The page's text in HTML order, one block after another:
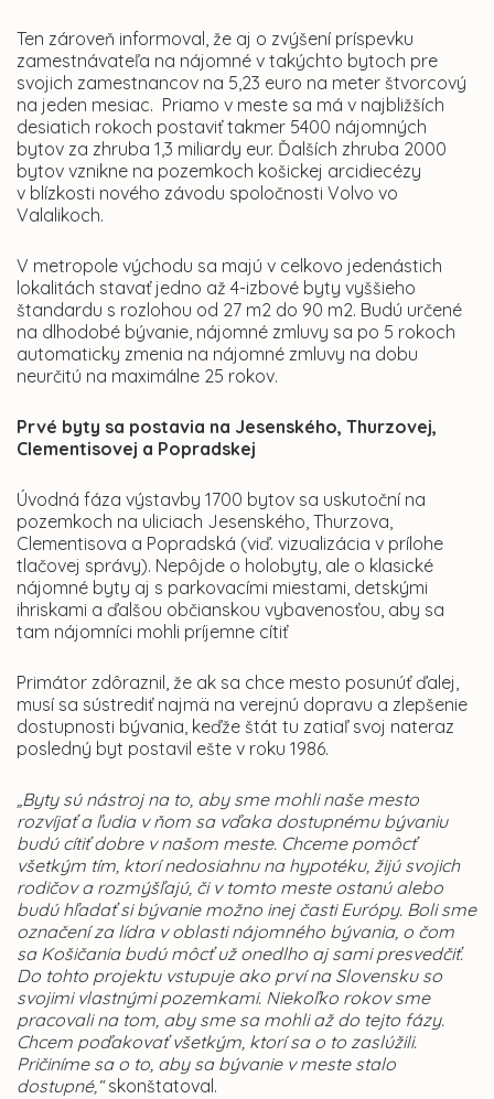
Ten zároveň informoval, že aj o zvýšení príspevku
zamestnávateľa na nájomné v takýchto bytoch pre
svojich zamestnancov na 5,23 euro na meter štvorcový
na jeden mesiac. Priamo v meste sa má v najbližších
desiatich rokoch postaviť takmer 5400 nájomných
bytov za zhruba 1,3 miliardy eur. Ďalších zhruba 2000
bytov vznikne na pozemkoch košickej arcidiecézy
v blízkosti nového závodu spoločnosti Volvo vo
Valalikoch.
V metropole východu sa majú v celkovo jedenástich
lokalitách stavať jedno až 4-izbové byty vyššieho
štandardu s rozlohou od 27 m2 do 90 m2. Budú určené
na dlhodobé bývanie, nájomné zmluvy sa po 5 rokoch
automaticky zmenia na nájomné zmluvy na dobu
neurčitú na maximálne 25 rokov.
Prvé byty sa postavia na Jesenského, Thurzovej,
Clementisovej a Popradskej
Úvodná fáza výstavby 1700 bytov sa uskutoční na
pozemkoch na uliciach Jesenského, Thurzova,
Clementisova a Popradská (viď. vizualizácia v prílohe
tlačovej správy). Nepôjde o holobyty, ale o klasické
nájomné byty aj s parkovacími miestami, detskými
ihriskami a ďalšou občianskou vybavenosťou, aby sa
tam nájomníci mohli príjemne cítiť
Primátor zdôraznil, že ak sa chce mesto posunúť ďalej,
musí sa sústrediť najmä na verejnú dopravu a zlepšenie
dostupnosti bývania, keďže štát tu zatiaľ svoj nateraz
posledný byt postavil ešte v roku 1986.
„Byty sú nástroj na to, aby sme mohli naše mesto
rozvíjať a ľudia v ňom sa vďaka dostupnému bývaniu
budú cítiť dobre v našom meste. Chceme pomôcť
všetkým tím, ktorí nedosiahnu na hypotéku, žijú svojich
rodičov a rozmýšľajú, či v tomto meste ostanú alebo
budú hľadať si bývanie možno inej časti Európy. Boli sme
označení za lídra v oblasti nájomného bývania, o čom
sa Košičania budú môcť už onedlho aj sami presvedčiť.
Do tohto projektu vstupuje ako prví na Slovensku so
svojimi vlastnými pozemkami. Niekoľko rokov sme
pracovali na tom, aby sme sa mohli až do tejto fázy.
Chcem poďakovať všetkým, ktorí sa o to zaslúžili.
Pričiníme sa o to, aby sa bývanie v meste stalo
dostupné,“skonštatoval.